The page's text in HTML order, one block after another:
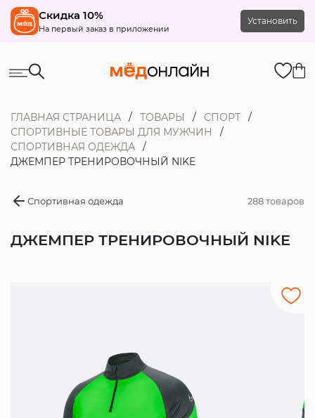
Скидка 10%
На первый заказ в приложении
Установить
ГЛАВНАЯ СТРАНИЦА ТОВАРЫ
СПОРТ
СПОРТИВНЫЕ ТОВАРЫ ДЛЯ МУЖЧИН
СПОРТИВНАЯ ОДЕЖДА
ДЖЕМПЕР ТРЕНИРОВОЧНЫЙ NIKE
Спортивная одежда 288 товаров
ДЖЕМПЕР ТРЕНИРОВОЧНЫЙ NIKE